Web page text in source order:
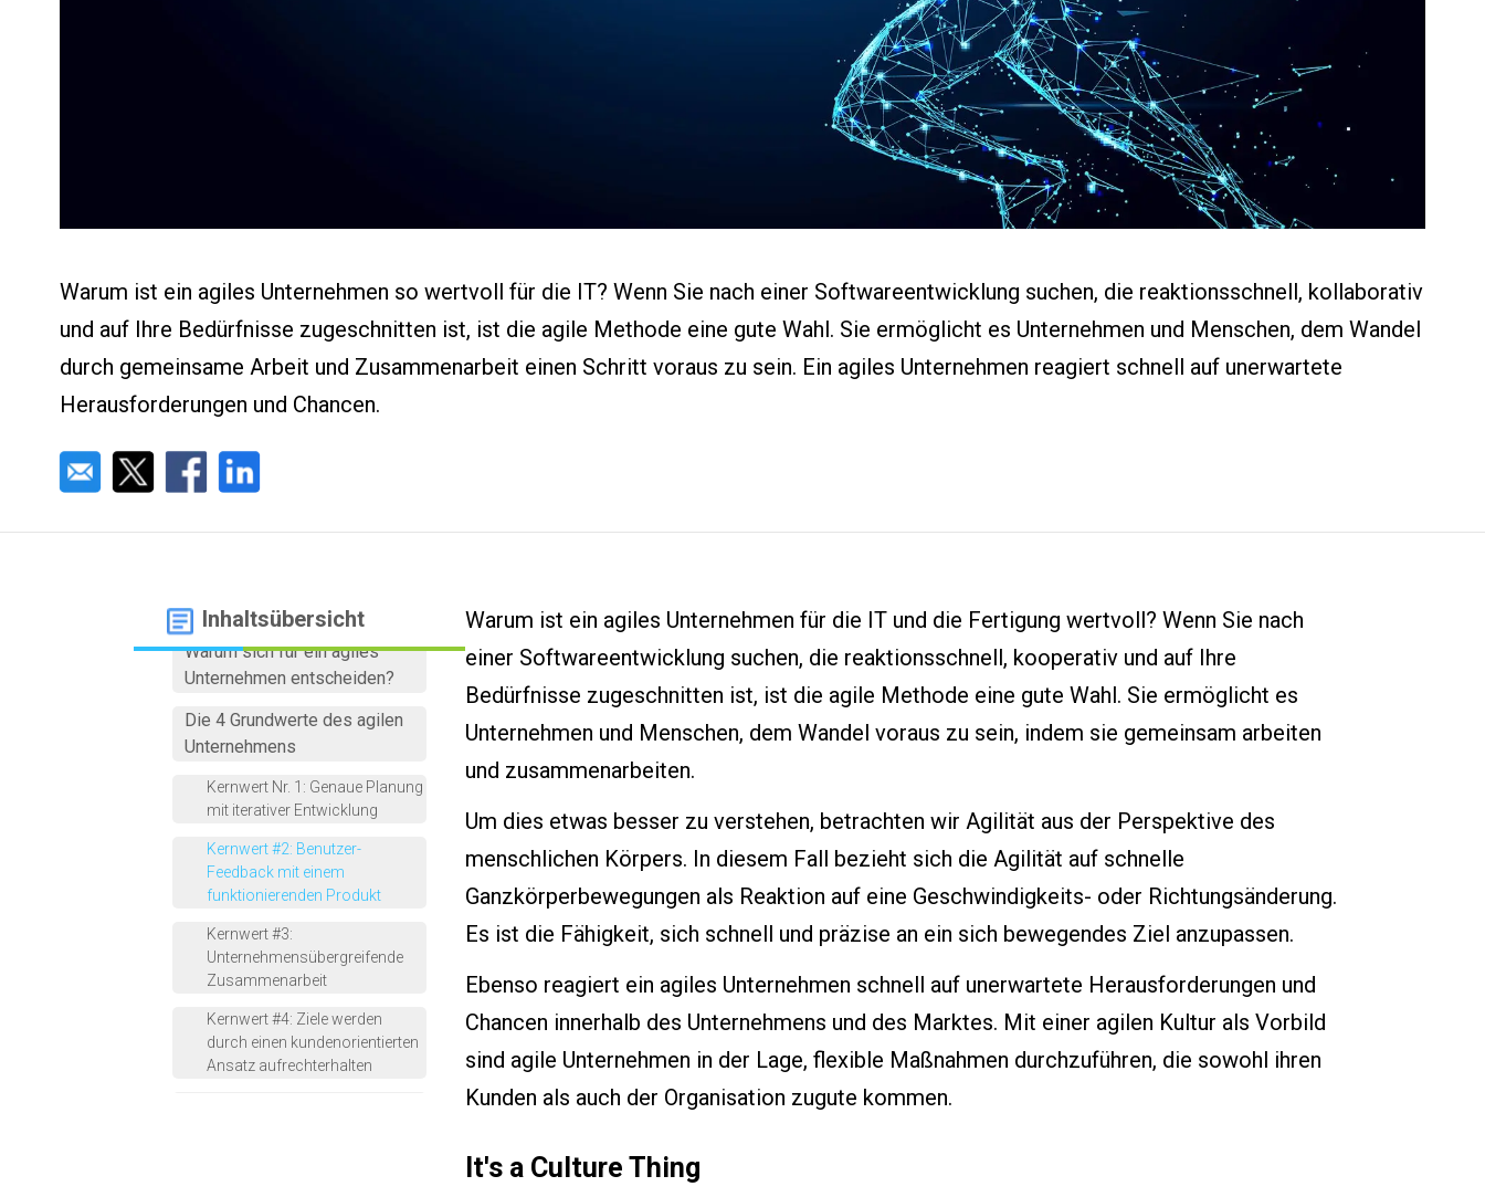
Warum ist ein agiles Unternehmen so wertvoll für die IT? Wenn Sie nach einer Softwareentwicklung suchen, die reaktionsschnell, kollaborativ
und auf Ihre Bedürfnisse zugeschnitten ist, ist die agile Methode eine gute Wahl. Sie ermöglicht es Unternehmen und Menschen, dem Wandel
durch gemeinsame Arbeit und Zusammenarbeit einen Schritt voraus zu sein. Ein agiles Unternehmen reagiert schnell auf unerwartete
Herausforderungen und Chancen.
Inhaltsübersicht
It's a Culture Thing
Warum sich für ein agiles
Unternehmen entscheiden?
Die 4 Grundwerte des agilen
Unternehmens
Kernwert Nr. 1: Genaue Planung
mit iterativer Entwicklung
Kernwert #2: Benutzer-
Feedback mit einem
funktionierenden Produkt
Kernwert #3:
Unternehmensübergreifende
Zusammenarbeit
Kernwert #4: Ziele werden
durch einen kundenorientierten
Ansatz aufrechterhalten
Warum ist ein agiles Unternehmen für die IT und die Fertigung wertvoll? Wenn Sie nach
einer Softwareentwicklung suchen, die reaktionsschnell, kooperativ und auf Ihre
Bedürfnisse zugeschnitten ist, ist die agile Methode eine gute Wahl. Sie ermöglicht es
Unternehmen und Menschen, dem Wandel voraus zu sein, indem sie gemeinsam arbeiten
und zusammenarbeiten.
Um dies etwas besser zu verstehen, betrachten wir Agilität aus der Perspektive des
menschlichen Körpers. In diesem Fall bezieht sich die Agilität auf schnelle
Ganzkörperbewegungen als Reaktion auf eine Geschwindigkeits- oder Richtungsänderung.
Es ist die Fähigkeit, sich schnell und präzise an ein sich bewegendes Ziel anzupassen.
Ebenso reagiert ein agiles Unternehmen schnell auf unerwartete Herausforderungen und
Chancen innerhalb des Unternehmens und des Marktes. Mit einer agilen Kultur als Vorbild
sind agile Unternehmen in der Lage, flexible Maßnahmen durchzuführen, die sowohl ihren
Kunden als auch der Organisation zugute kommen.
It's a Culture Thing